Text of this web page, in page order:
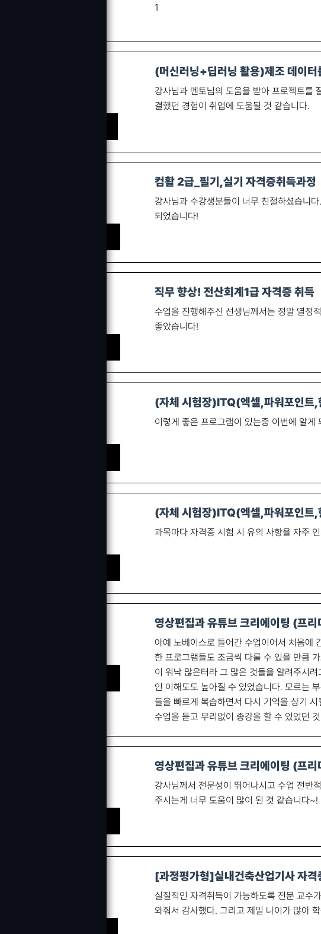
1
(머신러닝+딥러닝 활용)제조 데이터
강사님과 멘토님의 도움을 받아 프로젝트를
결했던 경험이 취업에 도움될 것 같습니다.
컴활 2급_필기,실기 자격증취득과정
강사님과 수강생분들이 너무 친절하셨습니
되었습니다!
직무 향상! 전산회계1급 자격증 취득
수업을 진행해주신 선생님께서는 정말 열정
좋았습니다!
(자체 시험장)ITQ(엑셀,파워포인트,
이렇게 좋은 프로그램이 있는중 이번에 알
(자체 시험장)ITQ(엑셀,파워포인트,
과목마다 자격증 시험 시 유의 사항을 자주
영상편집과 유튜브 크리에이팅 (프
아예 노베이스로 들어간 수업이어서 처음에
한 프로그램들도 조금씩 다룰 수 있을 만큼
이 워낙 많은터라 그 많은 것들을 알려주시
인 이해도도 높아질 수 있었습니다. 모르는
들을 빠르게 복습하면서 다시 기억을 상기
수업을 듣고 무리없이 종강을 할 수 있었던
영상편집과 유튜브 크리에이팅 (프
강사님께서 전문성이 뛰어나시고 수업 전반
주시는게 너무 도움이 많이 된 것 같습니다
[과정평가형]실내건축산업기사 자
실질적인 자격취득이 가능하도록 전문 교수
와줘서 감사했다. 그리고 제일 나이가 많아